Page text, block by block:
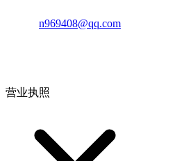
n969408@qq.com
营业执照